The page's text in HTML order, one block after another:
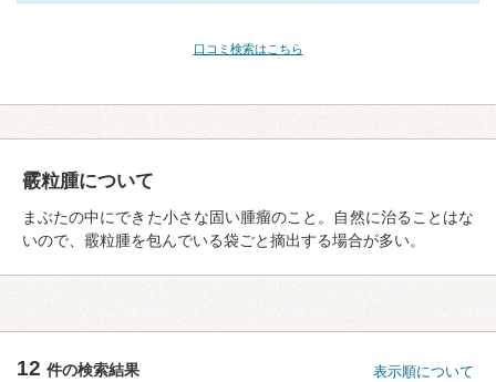
口コミ検索はこちら
霰粒腫について
まぶたの中にできた小さな固い腫瘤のこと。自然に治ることはな
いので、霰粒腫を包んでいる袋ごと摘出する場合が多い。
12 件の検索結果 表示順について